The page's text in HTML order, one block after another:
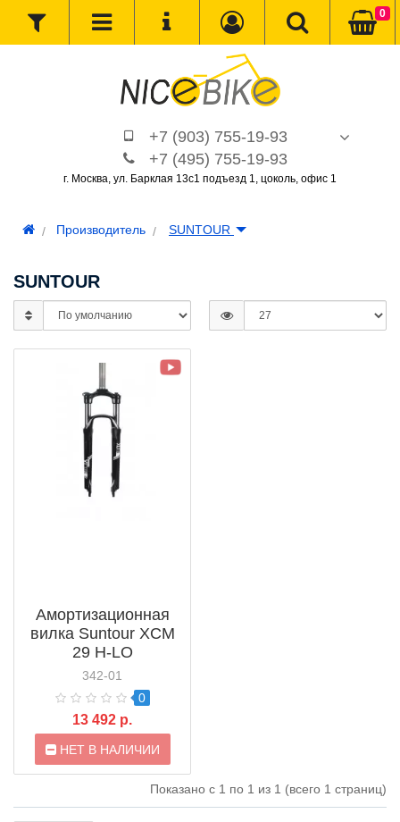
+7 (903) 755-19-93
+7 (495) 755-19-93
г. Москва, ул. Барклая 13с1 подъезд 1, цоколь, офис 1
0
Производитель SUNTOUR
SUNTOUR
Амортизационная
вилка Suntour XCM
29 H-LO
342-01
0
13 492 р.
НЕТ В НАЛИЧИИ
Показано с 1 по 1 из 1 (всего 1 страниц)